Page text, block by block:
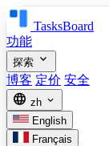
TasksBoard
功能
探索 expand_more
博客 定价 安全
language zh expand_more
English
Français